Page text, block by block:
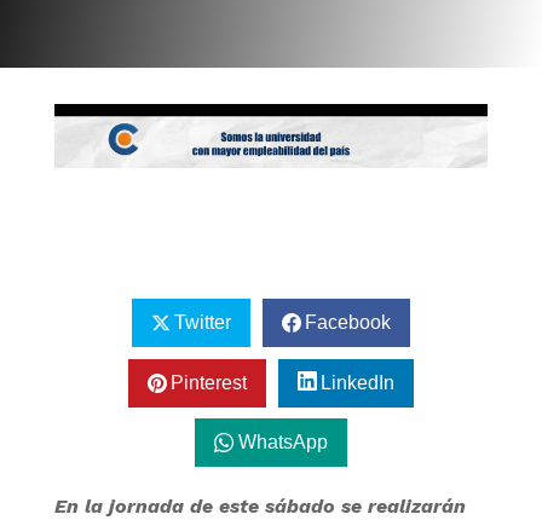
Twitter Facebook
Pinterest LinkedIn
WhatsApp
En la jornada de este sábado se realizarán